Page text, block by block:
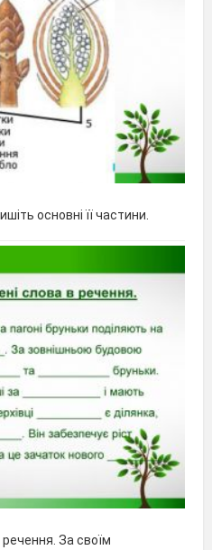
основні її частини.
За своїм